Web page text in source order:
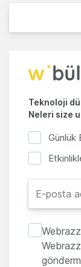
Teknoloji
Neleri size
Günlük